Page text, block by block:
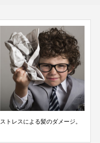
ストレスによる髪のダメージ。